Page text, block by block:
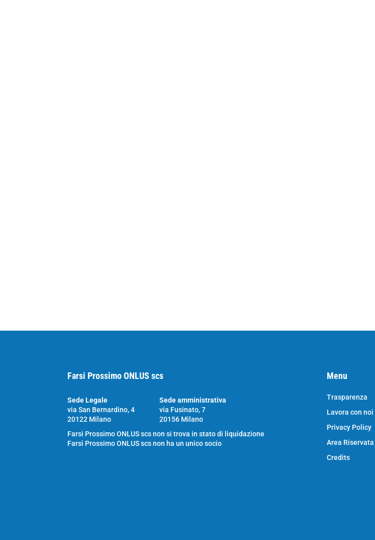
Farsi Prossimo ONLUS scs
Sede Legale
via San Bernardino, 4
20122 Milano
Sede amministrativa
via Fusinato, 7
20156 Milano
Farsi Prossimo ONLUS scs non si trova in stato di liquidazione
Farsi Prossimo ONLUS scs non ha un unico socio
Menu
Trasparenza
Lavora con noi
Privacy Policy
Area Riservata
Credits